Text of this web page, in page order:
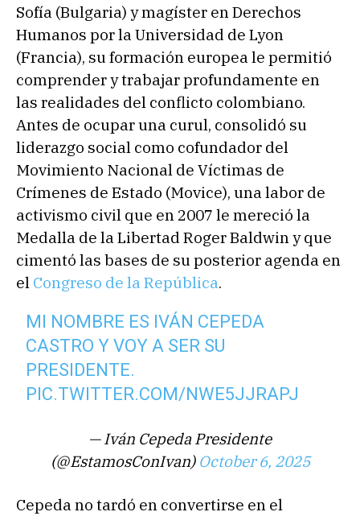
Sofía (Bulgaria) y magíster en Derechos
Humanos por la Universidad de Lyon
(Francia), su formación europea le permitió
comprender y trabajar profundamente en
las realidades del conflicto colombiano.
Antes de ocupar una curul, consolidó su
liderazgo social como cofundador del
Movimiento Nacional de Víctimas de
Crímenes de Estado (Movice), una labor de
activismo civil que en 2007 le mereció la
Medalla de la Libertad Roger Baldwin y que
cimentó las bases de su posterior agenda en
el Congreso de la República.
MI NOMBRE ES IVÁN CEPEDA
CASTRO Y VOY A SER SU
PRESIDENTE.
PIC.TWITTER.COM/NWE5JJRAPJ
— Iván Cepeda Presidente
(@EstamosConIvan) October 6, 2025
Cepeda no tardó en convertirse en el